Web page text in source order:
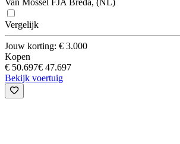
Van Mossel FJA Breda, (NL)
Vergelijk
Jouw korting: € 3.000
Kopen
€ 50.697€ 47.697
Bekijk voertuig